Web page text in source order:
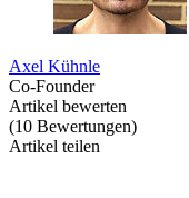
Axel Kühnle
Co-Founder
Artikel bewerten
(10 Bewertungen)
Artikel teilen